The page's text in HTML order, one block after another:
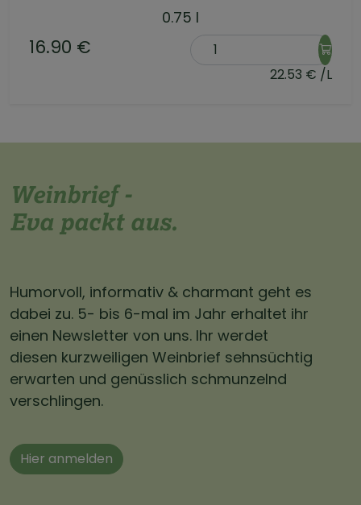
0.75 l
16.90 €
22.53 € /L
Weinbrief -
Eva packt aus.
Humorvoll, informativ & charmant geht es
dabei zu. 5- bis 6-mal im Jahr erhaltet ihr
einen Newsletter von uns. Ihr werdet
diesen kurzweiligen Weinbrief sehnsüchtig
erwarten und genüsslich schmunzelnd
verschlingen.
Hier anmelden